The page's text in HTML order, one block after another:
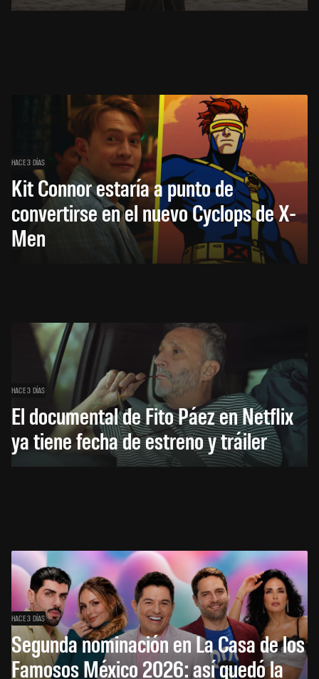
HACE 3 DÍAS
Kit Connor estaría a punto de
convertirse en el nuevo Cyclops de X-
Men
HACE 3 DÍAS
El documental de Fito Páez en Netflix
ya tiene fecha de estreno y tráiler
HACE 3 DÍAS
Segunda nominación en La Casa de los
Famosos México 2026: así quedó la